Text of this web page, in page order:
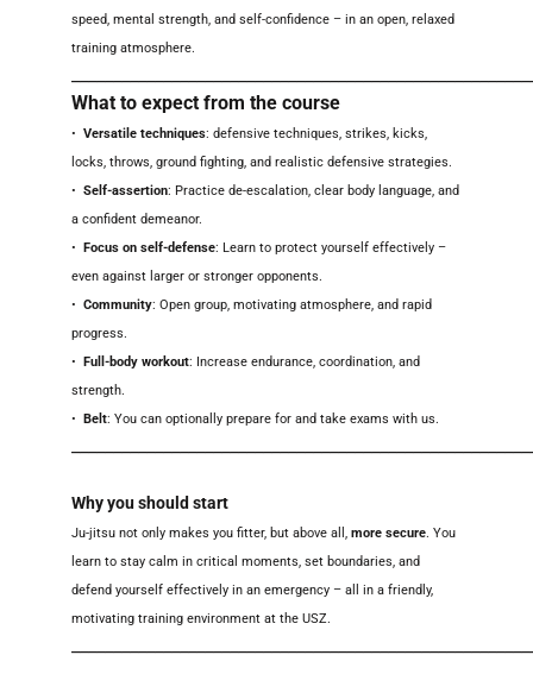
speed, mental strength, and self-confidence – in an open, relaxed
training atmosphere.
What to expect from the course
• Versatile techniques: defensive techniques, strikes, kicks,
locks, throws, ground fighting, and realistic defensive strategies.
• Self-assertion: Practice de-escalation, clear body language, and
a confident demeanor.
•
Focus on self-defense: Learn to protect yourself effectively –
even against larger or stronger opponents.
• Community: Open group, motivating atmosphere, and rapid
progress.
•
Full-body workout: Increase endurance, coordination, and
strength.
•
Belt: You can optionally prepare for and take exams with us.
Why you should start
Ju-jitsu not only makes you fitter, but above all, more secure. You
learn to stay calm in critical moments, set boundaries, and
defend yourself effectively in an emergency – all in a friendly,
motivating training environment at the USZ.